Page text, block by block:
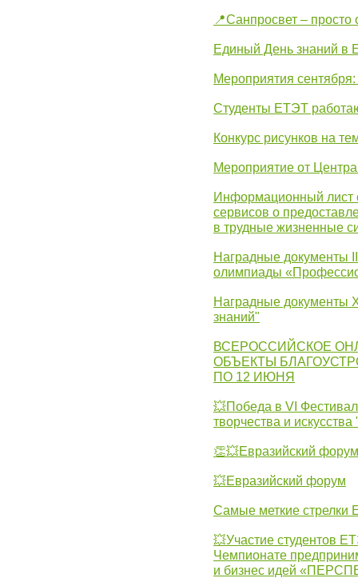
📍Санпросвет –
Единый День знаний в
Мероприятия
Студенты ЕТЭТ
Конкурс рисунков на
Мероприятие от
Информационный лист
сервисов о
в трудные жизненные
Наградные документы
олимпиады
Наградные документы
знаний"
ВСЕРОССИЙСКОЕ
ОБЪЕКТЫ
ПО 12 ИЮНЯ
💥Победа в VI
творчества и
👏💥Евразийский форум
💥Евразийский форум
Самые меткие стрелки
💥Участие студентов
Чемпионате
и бизнес идей